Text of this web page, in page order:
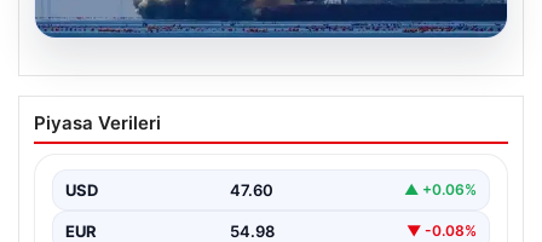
Çin, 2 hiperspektral görüntüleme
uydusunu denizden uzaya fırlattı
Piyasa Verileri
USD 47.60 ▲ +0.06%
EUR 54.98 ▼ -0.08%